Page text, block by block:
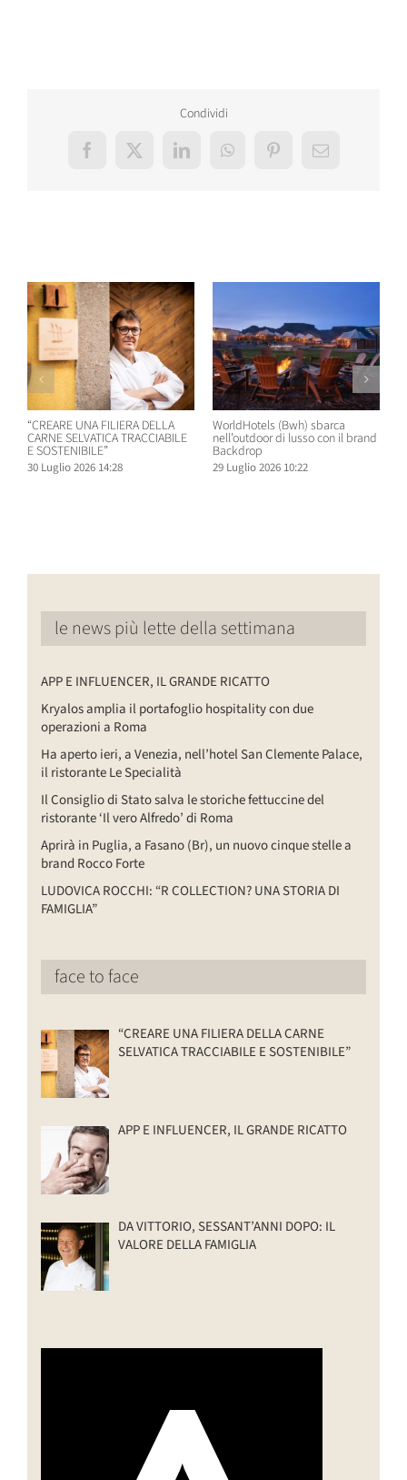
Condividi
Facebook
X LinkedInWhatsAppPinterestEmail
“CREARE UNA FILIERA DELLA
CARNE SELVATICA TRACCIABILE
E SOSTENIBILE”
30 Luglio 2026 14:28
WorldHotels (Bwh) sbarca
nell’outdoor di lusso con il brand
Backdrop
29 Luglio 2026 10:22
le news più lette della settimana
APP E INFLUENCER, IL GRANDE RICATTO
Kryalos amplia il portafoglio hospitality con due
operazioni a Roma
Ha aperto ieri, a Venezia, nell’hotel San Clemente Palace,
il ristorante Le Specialità
Il Consiglio di Stato salva le storiche fettuccine del
ristorante ‘Il vero Alfredo’ di Roma
Aprirà in Puglia, a Fasano (Br), un nuovo cinque stelle a
brand Rocco Forte
LUDOVICA ROCCHI: “R COLLECTION? UNA STORIA DI
FAMIGLIA”
face to face
“CREARE UNA FILIERA DELLA CARNE
SELVATICA TRACCIABILE E SOSTENIBILE”
APP E INFLUENCER, IL GRANDE RICATTO
DA VITTORIO, SESSANT’ANNI DOPO: IL
VALORE DELLA FAMIGLIA